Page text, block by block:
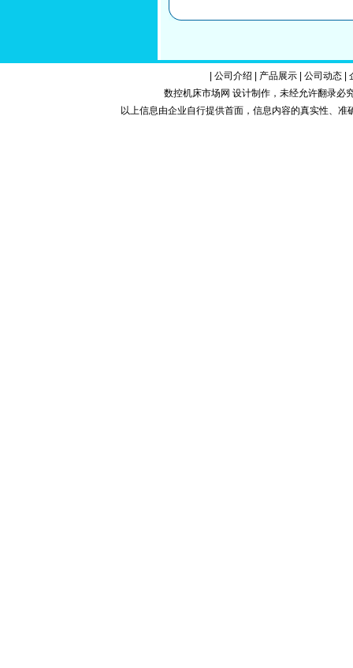
公司介绍 产品展示| 公司动态|
数控机床市场网 设计制作，未经允许翻录必
以上信息由企业自行提供首面，信息内容的真实性、